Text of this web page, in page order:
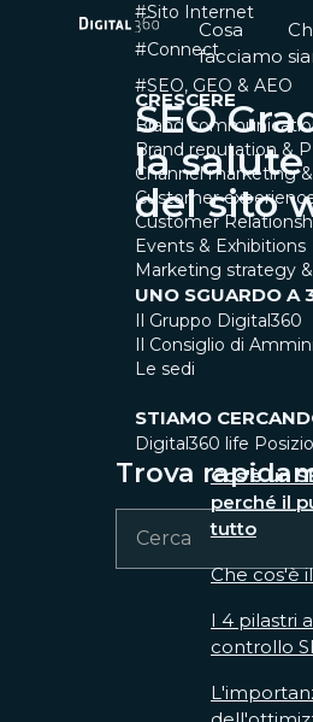
Cosa
facciamo
CRESCERE
Brand
Brand reputation &
Channel marketing
Customer
Customer
Events & Exhibitions
Marketing strategy
UNO SGUARDO A
Il Gruppo Digital360
Il Consiglio di
Le sedi
STIAMO
Digital360 life
Trova
#Sito Internet
#Connect
#SEO, GEO & AEO
SEO
la
del sito
Cos'è un
perché il
tutto
Che cos'è
I 4 pilastri
controllo